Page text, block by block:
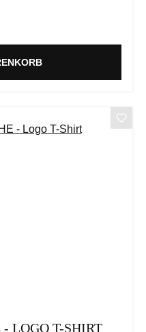
LOGO T-SHIRT